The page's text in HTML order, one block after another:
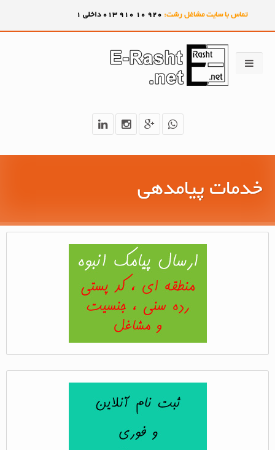
تماس با سایت مشاغل رشت: 920
10
910 013 داخلی 1
خدمات پیامدهی